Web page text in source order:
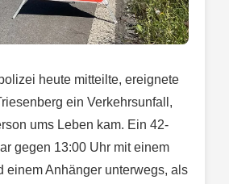
heute mitteilte, ereignete
ein Verkehrsunfall,
ums Leben kam. Ein 42-
gegen 13:00 Uhr mit einem
einem Anhänger unterwegs, als